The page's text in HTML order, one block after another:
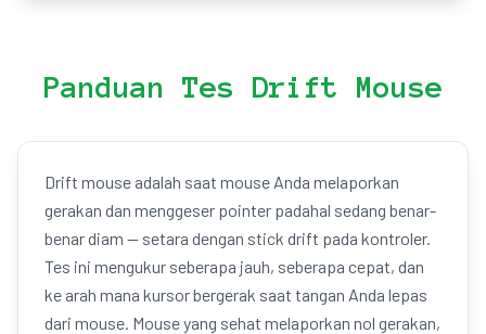
Panduan Tes Drift Mouse
Drift mouse adalah saat mouse Anda melaporkan
gerakan dan menggeser pointer padahal sedang benar-
benar diam — setara dengan stick drift pada kontroler.
Tes ini mengukur seberapa jauh, seberapa cepat, dan
ke arah mana kursor bergerak saat tangan Anda lepas
dari mouse. Mouse yang sehat melaporkan nol gerakan,